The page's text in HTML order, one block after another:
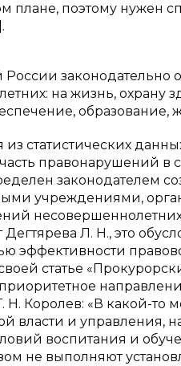
плане, поэтому нужен
законодательно
на жизнь, охрану
образование,
статистических
правонарушений в
законодателем
учреждениями,
Дегтярева Л. Н., это
эффективности
статье
Н. Королев: «В какой-то
власти и управления,
воспитания и
не выполняют